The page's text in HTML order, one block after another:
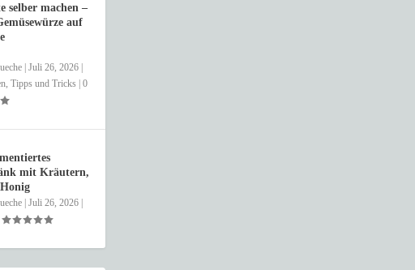
selber machen –
auf
| Juli 26, 2026|
Tipps und Tricks | 0
mit Kräutern,
| Juli 26, 2026|